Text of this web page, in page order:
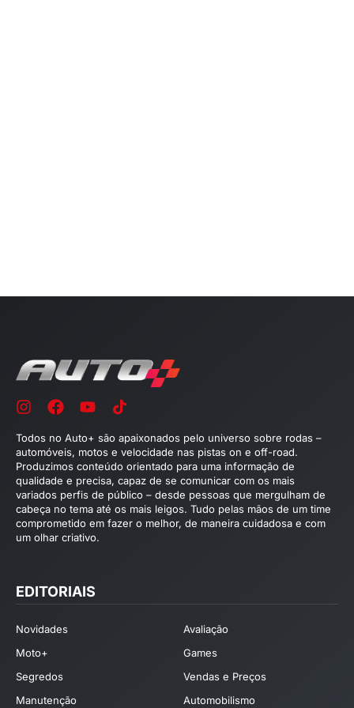
Todos no Auto+ são apaixonados pelo universo sobre rodas –
automóveis, motos e velocidade nas pistas on e off-road.
Produzimos conteúdo orientado para uma informação de
qualidade e precisa, capaz de se comunicar com os mais
variados perfis de público – desde pessoas que mergulham de
cabeça no tema até os mais leigos. Tudo pelas mãos de um time
comprometido em fazer o melhor, de maneira cuidadosa e com
um olhar criativo.
EDITORIAIS
Novidades
Avaliação
Moto+
Games
Segredos
Vendas e Preços
Manutenção
Automobilismo